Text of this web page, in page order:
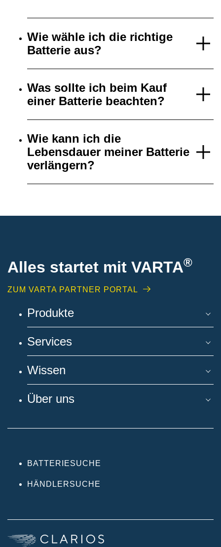
Wie wähle ich die richtige
Batterie aus?
Was sollte ich beim Kauf
einer Batterie beachten?
Wie kann ich die
Lebensdauer meiner Batterie
verlängern?
Alles startet mit VARTA®
ZUM VARTA PARTNER PORTAL
Produkte
Services
Wissen
Über uns
BATTERIESUCHE
HÄNDLERSUCHE